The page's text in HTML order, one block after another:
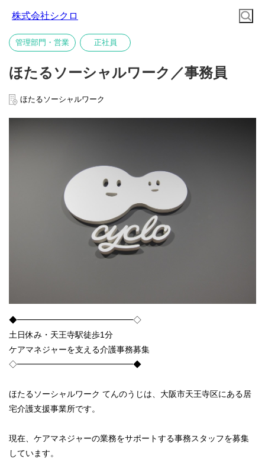
株式会社シクロ
管理部門・営業 正社員
ほたるソーシャルワーク／事務員
ほたるソーシャルワーク
◆━━━━━━━━━━━━━━◇
土日休み・天王寺駅徒歩1分
ケアマネジャーを支える介護事務募集
◇━━━━━━━━━━━━━━◆
ほたるソーシャルワーク てんのうじは、大阪市天王寺区にある居
宅介護支援事業所です。
現在、ケアマネジャーの業務をサポートする事務スタッフを募集
しています。